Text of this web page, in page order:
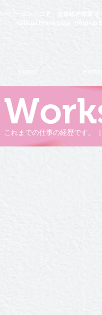
ペーパーエンジニア・立体絵本作家 さ
これまでの仕事の経歴です。